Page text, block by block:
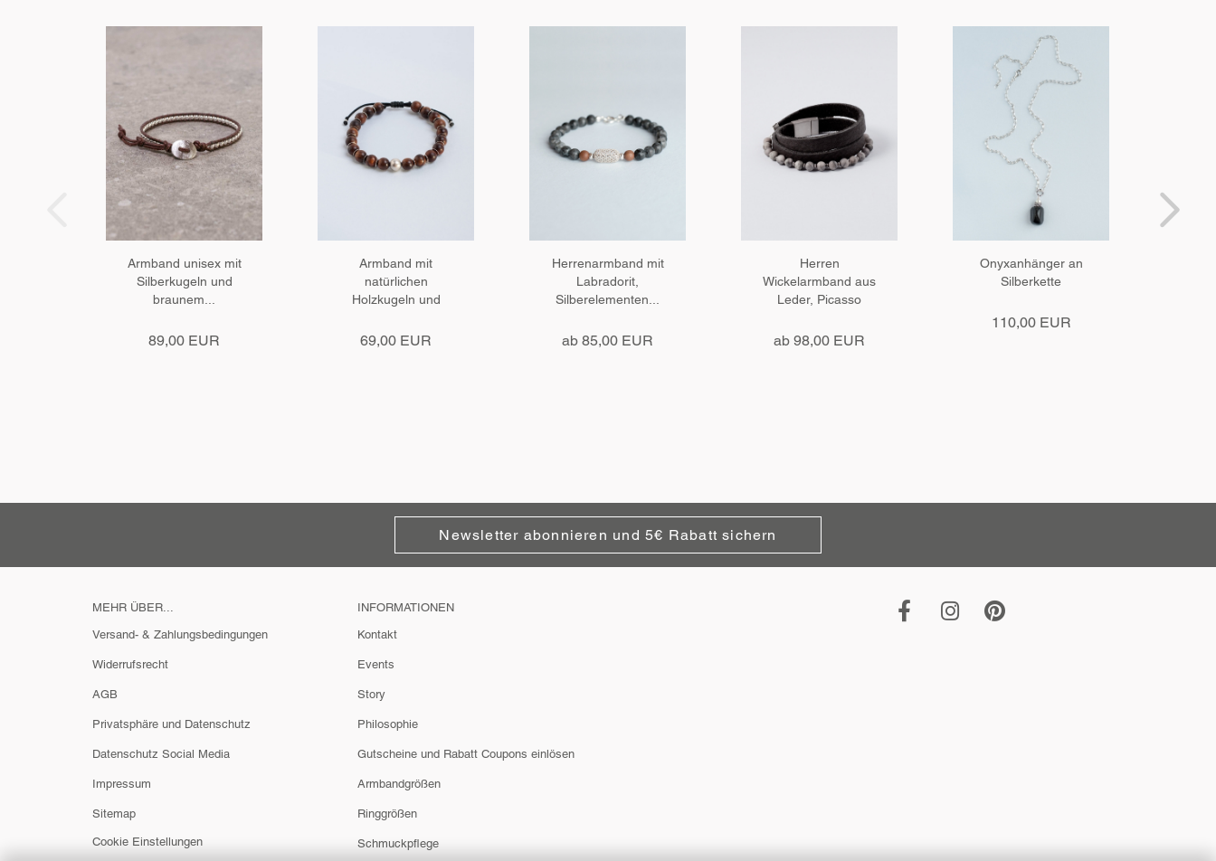
Armband unisex mit
Silberkugeln und
braunem...
89,00 EUR
Armband mit
natürlichen
Holzkugeln und
69,00 EUR
Herrenarmband mit
Labradorit,
Silberelementen...
ab 85,00 EUR
Herren
Wickelarmband aus
Leder, Picasso
ab 98,00 EUR
Onyxanhänger an
Silberkette
110,00 EUR
Newsletter abonnieren und 5€ Rabatt sichern
MEHR ÜBER...
Versand- & Zahlungsbedingungen
Widerrufsrecht
AGB
Privatsphäre und Datenschutz
Datenschutz Social Media
Impressum
Sitemap
Cookie Einstellungen
INFORMATIONEN
Kontakt
Events
Story
Philosophie
Gutscheine und Rabatt Coupons einlösen
Armbandgrößen
Ringgrößen
Schmuckpflege